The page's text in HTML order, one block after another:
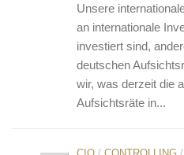
Unsere
an internationale
investiert sind,
deutschen
wir, was derzeit die
Aufsichtsräte in...